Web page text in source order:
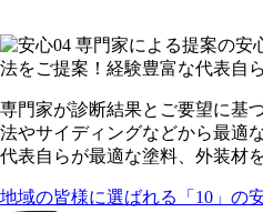
専門家が診断結果とご要望に基
法やサイディングなどから最適
代表自らが最適な塗料、外装材
地域の皆様に選ばれる「10」の